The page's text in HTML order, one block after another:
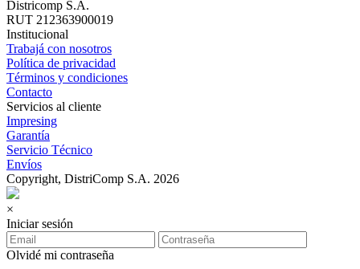
Districomp S.A.
RUT 212363900019
Institucional
Trabajá con nosotros
Política de privacidad
Términos y condiciones
Contacto
Servicios al cliente
Impresing
Garantía
Servicio Técnico
Envíos
Copyright, DistriComp S.A. 2026
×
Iniciar sesión
Olvidé mi contraseña